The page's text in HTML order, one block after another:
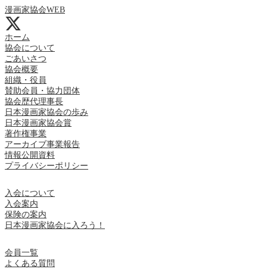
漫画家協会WEB
ホーム
協会について
ごあいさつ
協会概要
組織・役員
賛助会員・協力団体
協会歴代理事長
日本漫画家協会の歩み
日本漫画家協会賞
著作権事業
アーカイブ事業報告
情報公開資料
プライバシーポリシー
入会について
入会案内
保険の案内
日本漫画家協会に入ろう！
会員一覧
よくある質問